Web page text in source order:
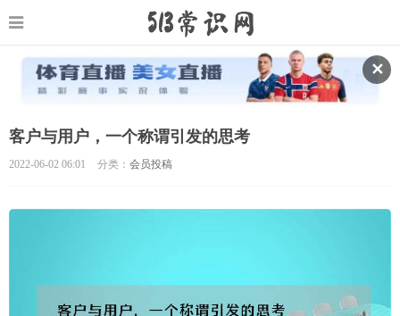
✕
客户与用户，一个称谓引发的思考
2022-06-02 06:01 分类： 会员投稿